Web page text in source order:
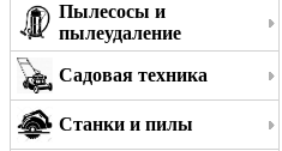
Пылесосы и
пылеудаление
Садовая техника
Станки и пилы